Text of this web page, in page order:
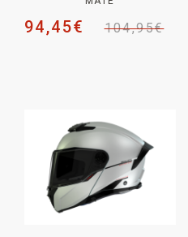
104,95€
94,45€